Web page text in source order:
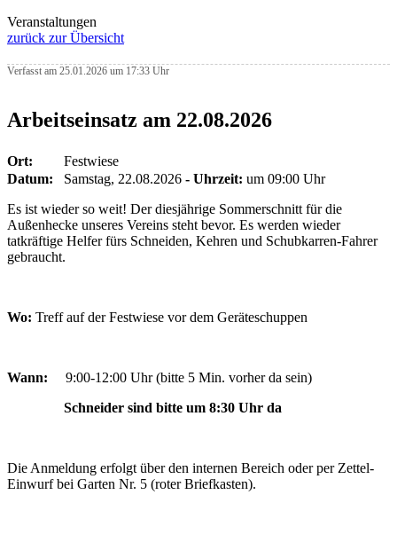
Veranstaltungen
zurück zur Übersicht
Verfasst am 25.01.2026 um 17:33 Uhr
Arbeitseinsatz am 22.08.2026
Ort:
Festwiese
Datum:
Samstag, 22.08.2026 - Uhrzeit: um 09:00 Uhr
Es ist wieder so weit! Der diesjährige Sommerschnitt für die
Außenhecke unseres Vereins steht bevor. Es werden wieder
tatkräftige Helfer fürs Schneiden, Kehren und Schubkarren-Fahrer
gebraucht.
Wo: Treff auf der Festwiese vor dem Geräteschuppen
Wann: 9:00-12:00 Uhr (bitte 5 Min. vorher da sein)
Schneider sind bitte um 8:30 Uhr da
Die Anmeldung erfolgt über den internen Bereich oder per Zettel-
Einwurf bei Garten Nr. 5 (roter Briefkasten).